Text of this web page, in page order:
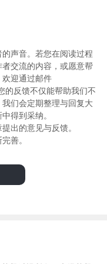
声音。若您在阅读过程
交流的内容，或愿意帮
迎通过邮件
的反馈不仅能帮助我们不
们会定期整理与回复大
得到采纳。
出的意见与反馈。
善。